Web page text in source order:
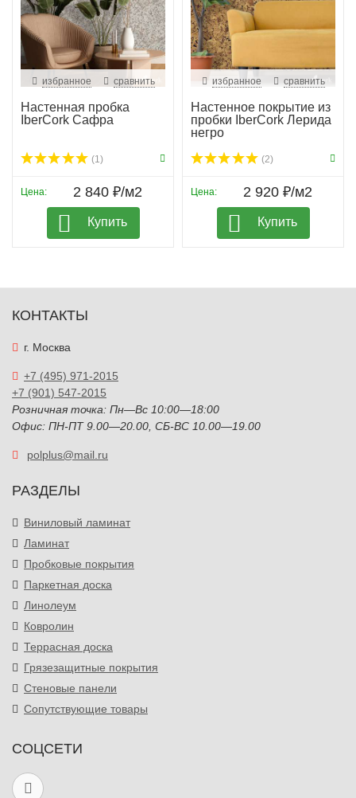
избранное сравнить
Настенная пробка
IberCork Сафра
(1)
Цена: 2 840 ₽/м2
Купить
избранное сравнить
Настенное покрытие из
пробки IberCork Лерида
негро
(2)
Цена: 2 920 ₽/м2
Купить
КОНТАКТЫ
г. Москва
+7 (495) 971-2015
+7 (901) 547-2015
Розничная точка: Пн—Вс 10:00—18:00
Офис: ПН-ПТ 9.00—20.00, СБ-ВС 10.00—19.00
polplus@mail.ru
РАЗДЕЛЫ
Виниловый ламинат
Ламинат
Пробковые покрытия
Паркетная доска
Линолеум
Ковролин
Террасная доска
Грязезащитные покрытия
Стеновые панели
Сопутствующие товары
СОЦСЕТИ